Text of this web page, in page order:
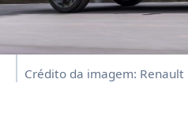
Crédito da imagem: Renault